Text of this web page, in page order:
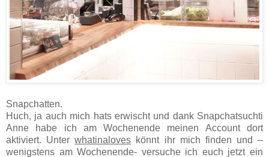
Snapchatten.
Huch, ja auch mich hats erwischt und dank Snapchatsuchti
Anne habe ich am Wochenende meinen Account dort
aktiviert. Unterwhatinaloves könnt ihr mich finden und –
wenigstens am Wochenende- versuche ich euch jetzt ein